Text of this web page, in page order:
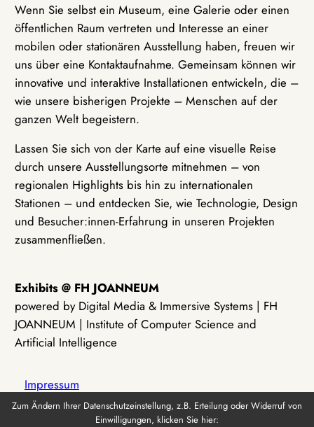
Wenn Sie selbst ein Museum, eine Galerie oder einen
öffentlichen Raum vertreten und Interesse an einer
mobilen oder stationären Ausstellung haben, freuen wir
uns über eine Kontaktaufnahme. Gemeinsam können wir
innovative und interaktive Installationen entwickeln, die –
wie unsere bisherigen Projekte – Menschen auf der
ganzen Welt begeistern.
Lassen Sie sich von der Karte auf eine visuelle Reise
durch unsere Ausstellungsorte mitnehmen – von
regionalen Highlights bis hin zu internationalen
Stationen – und entdecken Sie, wie Technologie, Design
und Besucher:innen-Erfahrung in unseren Projekten
zusammenfließen.
Exhibits @ FH JOANNEUM
powered by Digital Media & Immersive Systems | FH
JOANNEUM | Institute of Computer Science and
Artificial Intelligence
Impressum
Zum Ändern Ihrer Datenschutzeinstellung, z.B. Erteilung oder Widerruf von
Einwilligungen, klicken Sie hier: